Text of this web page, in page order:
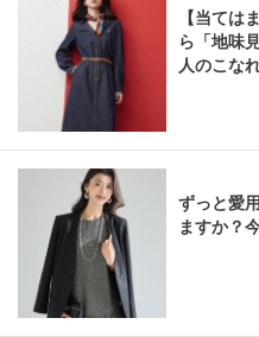
【当ては
ら「地味
人のこな
ずっと愛
ますか？